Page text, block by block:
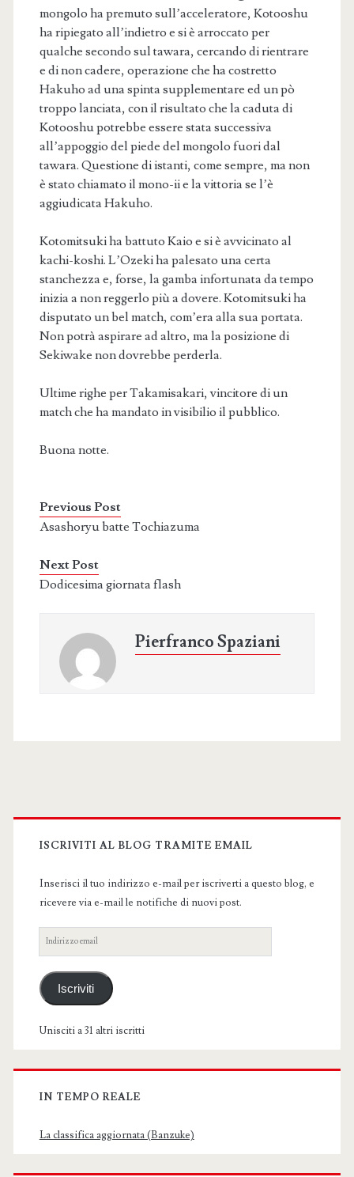
mongolo ha premuto sull’acceleratore, Kotooshu
ha ripiegato all’indietro e si è arroccato per
qualche secondo sul tawara, cercando di rientrare
e di non cadere, operazione che ha costretto
Hakuho ad una spinta supplementare ed un pò
troppo lanciata, con il risultato che la caduta di
Kotooshu potrebbe essere stata successiva
all’appoggio del piede del mongolo fuori dal
tawara. Questione di istanti, come sempre, ma non
è stato chiamato il mono-ii e la vittoria se l’è
aggiudicata Hakuho.
Kotomitsuki ha battuto Kaio e si è avvicinato al
kachi-koshi. L’Ozeki ha palesato una certa
stanchezza e, forse, la gamba infortunata da tempo
inizia a non reggerlo più a dovere. Kotomitsuki ha
disputato un bel match, com’era alla sua portata.
Non potrà aspirare ad altro, ma la posizione di
Sekiwake non dovrebbe perderla.
Ultime righe per Takamisakari, vincitore di un
match che ha mandato in visibilio il pubblico.
Buona notte.
Previous Post
Asashoryu batte Tochiazuma
Next Post
Dodicesima giornata flash
Pierfranco Spaziani
Primary
Sidebar
ISCRIVITI AL BLOG TRAMITE EMAIL
Inserisci il tuo indirizzo e-mail per iscriverti a questo blog, e
ricevere via e-mail le notifiche di nuovi post.
Indirizzo
email
Iscriviti
Unisciti a 31 altri iscritti
IN TEMPO REALE
La classifica aggiornata (Banzuke)